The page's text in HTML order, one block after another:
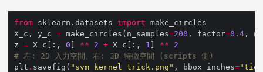
from sklearn.datasets import
X_c, y_c = make_circles(n_samples=200 , factor=0.4 ,
z = X_c[:, 0 ** 2 + X_c[:, 1 **
2
# 左: 2D 入力空間、右: 3D 特徴空間 (scripts 側)
plt . savefig( "svm_kernel_trick.png" , bbox_inches=